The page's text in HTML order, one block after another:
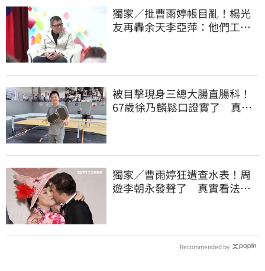
獨家／批曹雨婷帳目亂！楊光
友再轟余天李亞萍：他們工會
被目擊現身三總大腸直腸科！
67歲徐乃麟鬆口證實了 真實
獨家／曹雨婷狂遭查水表！周
遊李朝永發聲了 真實看法曝
Recommended by